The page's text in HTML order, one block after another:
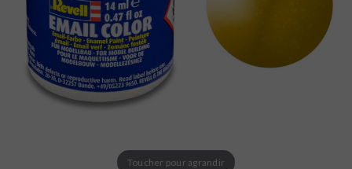
Toucher pour agrandir